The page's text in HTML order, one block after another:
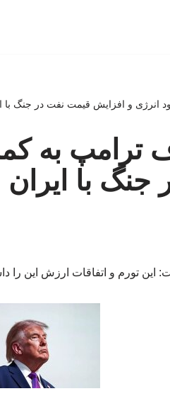
انرژی و افزایش قیمت نفت در جنگ با
ترامپ به
با ایران
این تورم و اتفاقات ارزش این را